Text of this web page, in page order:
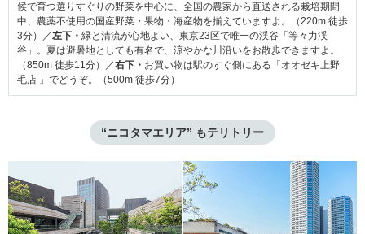
候で育つ選りすぐりの野菜を中心に、全国の農家から直送される栽培期間
中、農薬不使用の国産野菜・果物・海産物を揃えていますよ。（220m 徒歩
3分）／左下・ 緑と清流が心地よい、東京23区で唯一の渓谷「等々力渓
谷」。夏は避暑地としても有名で、涼やかな川沿いをお散歩できますよ。
（850m 徒歩11分）／右下・ お買い物は駅のすぐ側にある「オオゼキ上野
毛店 」でどうぞ。（500m 徒歩7分）
“ニコタマエリア” もテリトリー